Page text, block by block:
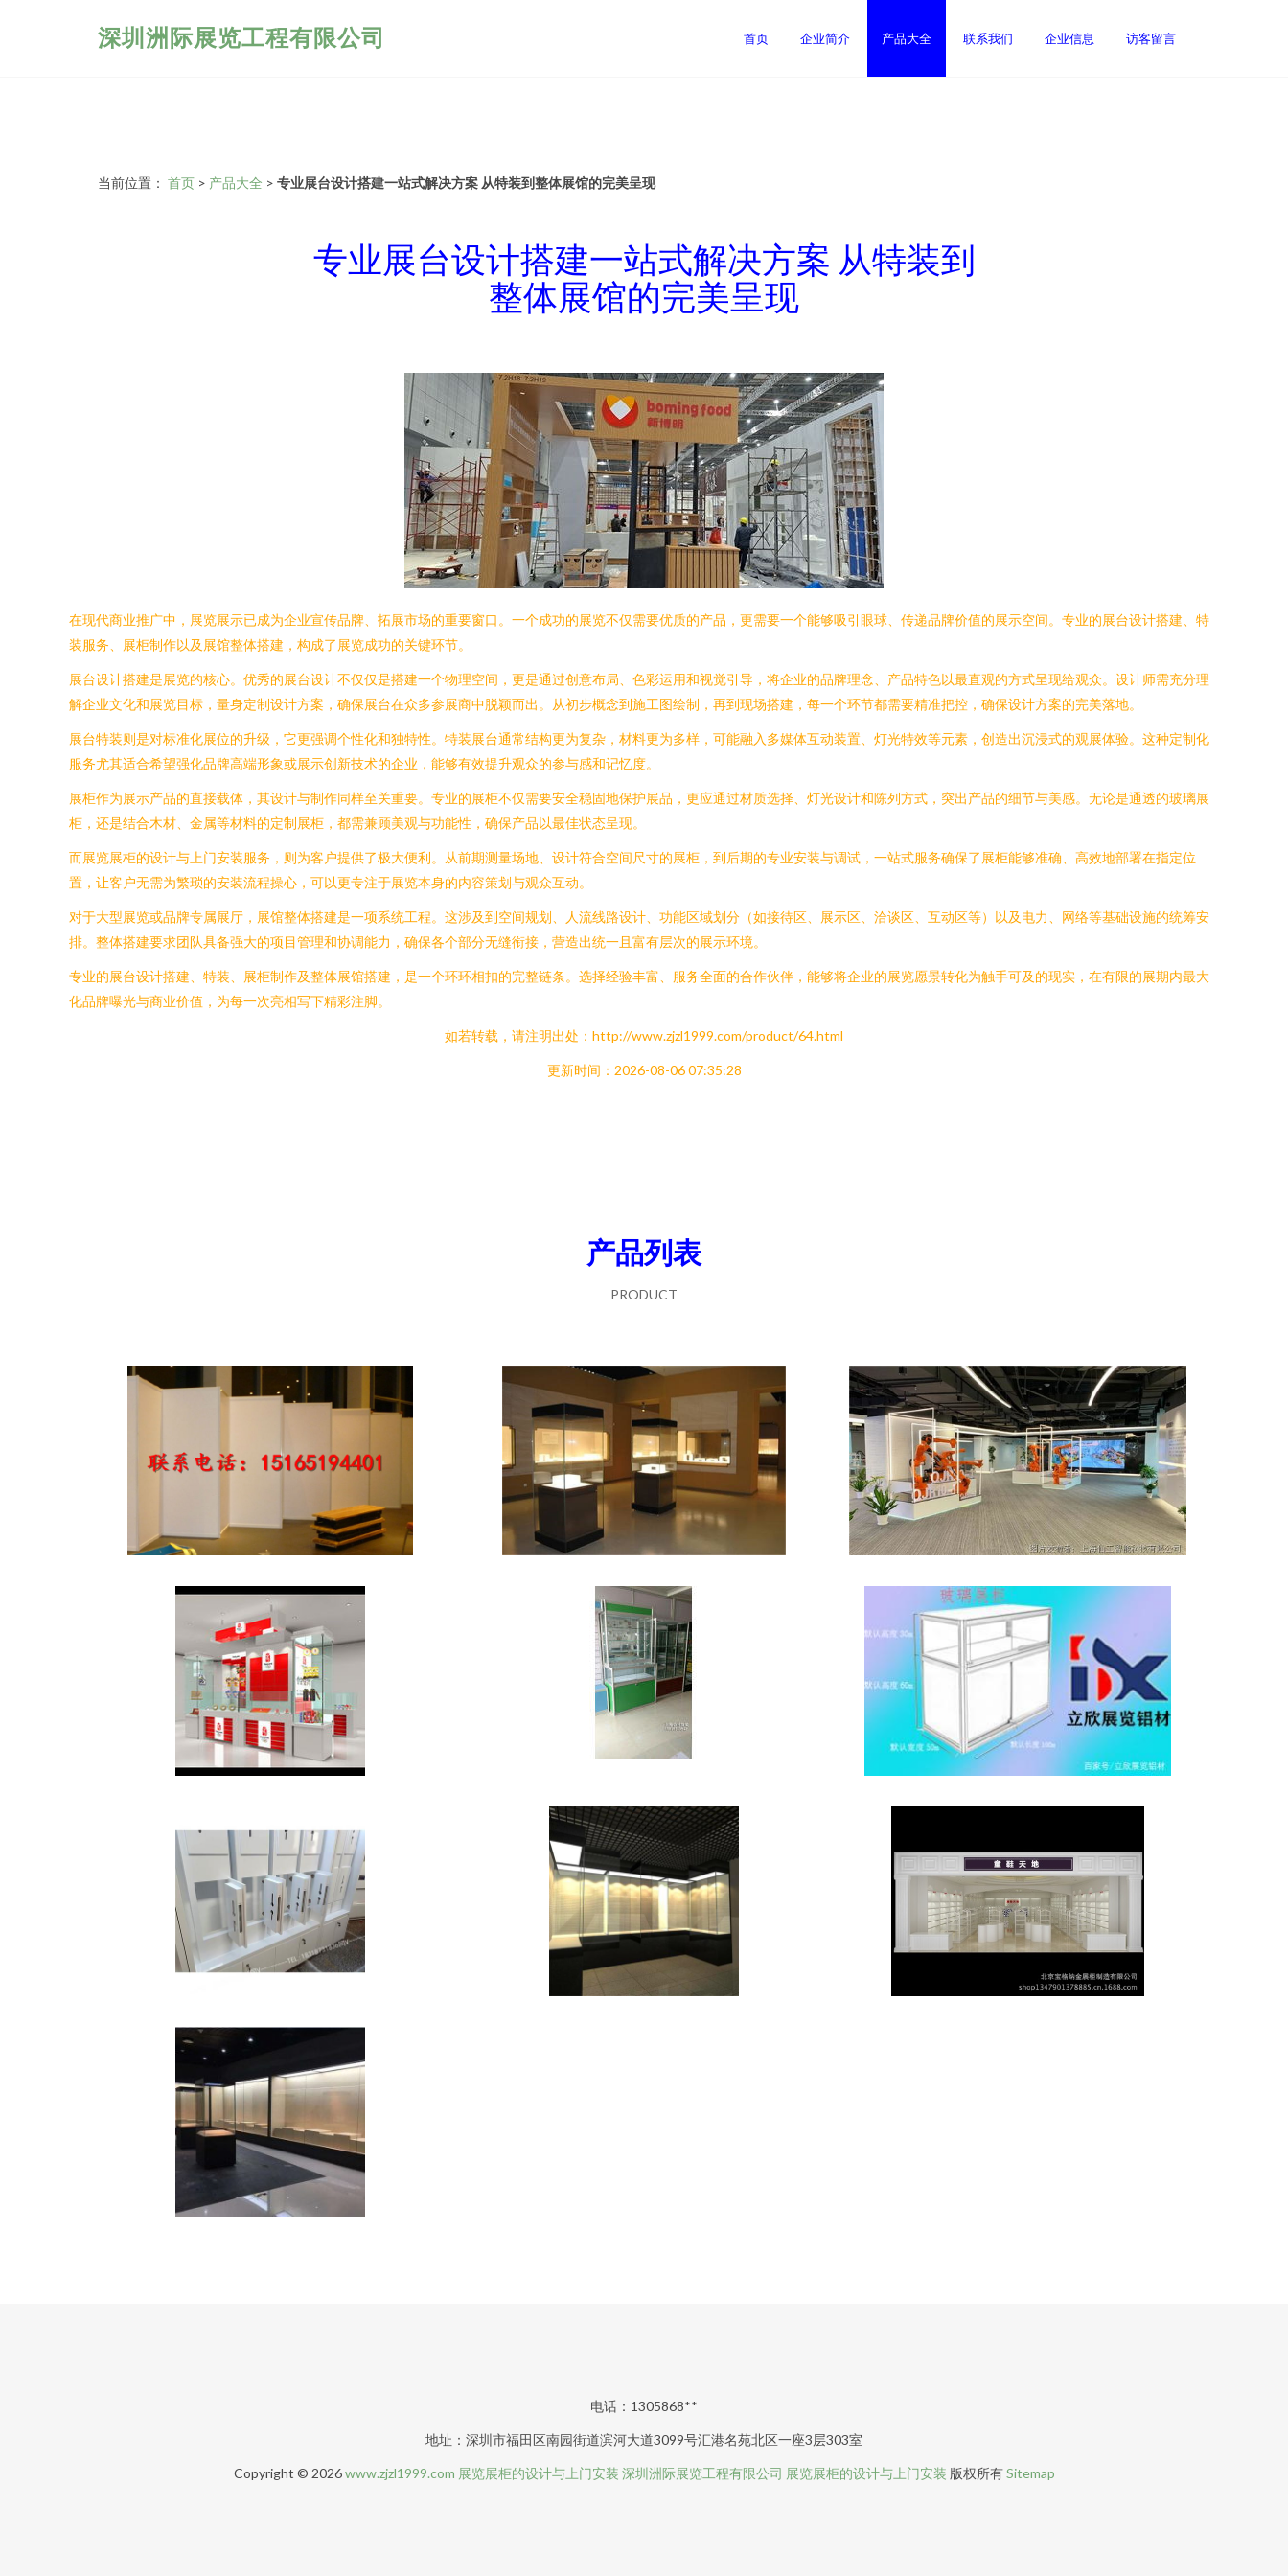
深圳洲际展览工程有限公司 首页 企业简介 产品大全 联系我们 企业信息 访客留言
当前位置： 首页 > 产品大全 > 专业展台设计搭建一站式解决方案 从特装到整体展馆的完美呈现
专业展台设计搭建一站式解决方案 从特装到
整体展馆的完美呈现
在现代商业推广中，展览展示已成为企业宣传品牌、拓展市场的重要窗口。一个成功的展览不仅需要优质的产品，更需要一个能够吸引眼球、传递品牌价值的展示空间。专业的展台设计搭建、特
装服务、展柜制作以及展馆整体搭建，构成了展览成功的关键环节。
展台设计搭建是展览的核心。优秀的展台设计不仅仅是搭建一个物理空间，更是通过创意布局、色彩运用和视觉引导，将企业的品牌理念、产品特色以最直观的方式呈现给观众。设计师需充分理
解企业文化和展览目标，量身定制设计方案，确保展台在众多参展商中脱颖而出。从初步概念到施工图绘制，再到现场搭建，每一个环节都需要精准把控，确保设计方案的完美落地。
展台特装则是对标准化展位的升级，它更强调个性化和独特性。特装展台通常结构更为复杂，材料更为多样，可能融入多媒体互动装置、灯光特效等元素，创造出沉浸式的观展体验。这种定制化
服务尤其适合希望强化品牌高端形象或展示创新技术的企业，能够有效提升观众的参与感和记忆度。
展柜作为展示产品的直接载体，其设计与制作同样至关重要。专业的展柜不仅需要安全稳固地保护展品，更应通过材质选择、灯光设计和陈列方式，突出产品的细节与美感。无论是通透的玻璃展
柜，还是结合木材、金属等材料的定制展柜，都需兼顾美观与功能性，确保产品以最佳状态呈现。
而展览展柜的设计与上门安装服务，则为客户提供了极大便利。从前期测量场地、设计符合空间尺寸的展柜，到后期的专业安装与调试，一站式服务确保了展柜能够准确、高效地部署在指定位
置，让客户无需为繁琐的安装流程操心，可以更专注于展览本身的内容策划与观众互动。
对于大型展览或品牌专属展厅，展馆整体搭建是一项系统工程。这涉及到空间规划、人流线路设计、功能区域划分（如接待区、展示区、洽谈区、互动区等）以及电力、网络等基础设施的统筹安
排。整体搭建要求团队具备强大的项目管理和协调能力，确保各个部分无缝衔接，营造出统一且富有层次的展示环境。
专业的展台设计搭建、特装、展柜制作及整体展馆搭建，是一个环环相扣的完整链条。选择经验丰富、服务全面的合作伙伴，能够将企业的展览愿景转化为触手可及的现实，在有限的展期内最大
化品牌曝光与商业价值，为每一次亮相写下精彩注脚。
如若转载，请注明出处：http://www.zjzl1999.com/product/64.html
更新时间：2026-08-06 07:35:28
产品列表
PRODUCT
电话：1305868**
地址：深圳市福田区南园街道滨河大道3099号汇港名苑北区一座3层303室
Copyright © 2026www.zjzl1999.com 展览展柜的设计与上门安装 深圳洲际展览工程有限公司 展览展柜的设计与上门安装 版权所有Sitemap